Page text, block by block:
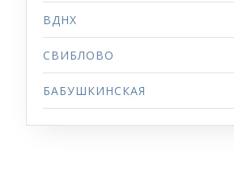
ВДНХ
СВИБЛОВО
БАБУШКИНСКАЯ